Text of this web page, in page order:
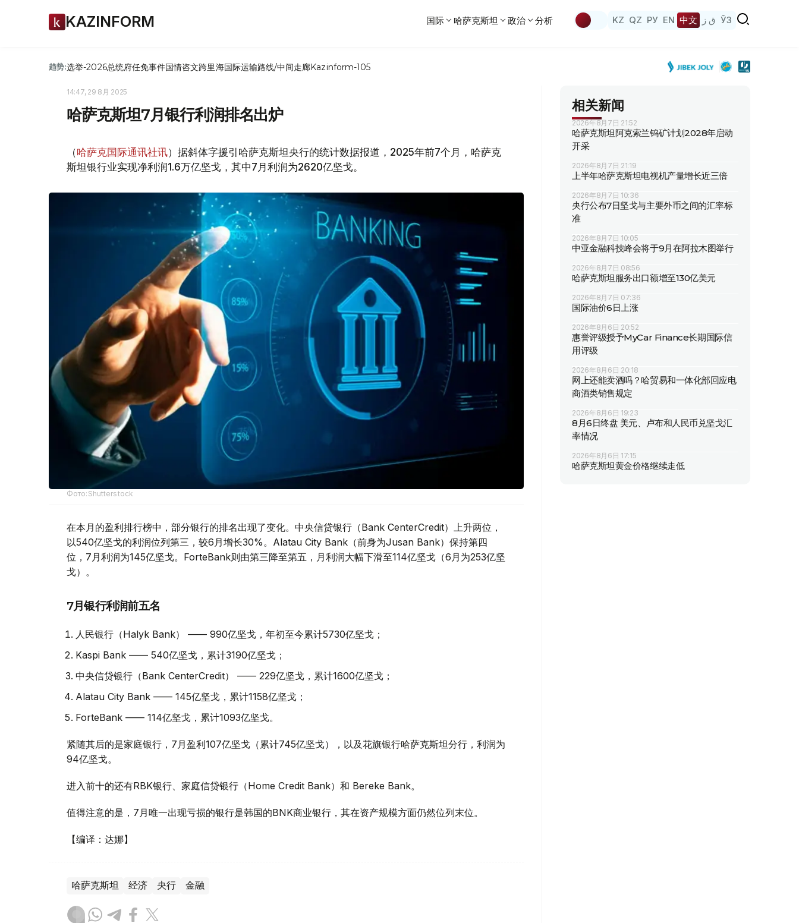
KAZINFORM 国际 哈萨克斯坦 政治 分析 KZ QZ РУ EN 中文 ق ز ЎЗ
趋势:选举-2026总统府任免事件国情咨文跨里海国际运输路线/中间走廊Kazinform-105
14:47, 29 8月 2025
哈萨克斯坦7月银行利润排名出炉
（哈萨克国际通讯社讯）据斜体字援引哈萨克斯坦央行的统计数据报道，2025年前7个月，哈萨克
斯坦银行业实现净利润1.6万亿坚戈，其中7月利润为2620亿坚戈。
Фото:Shutterstock
在本月的盈利排行榜中，部分银行的排名出现了变化。中央信贷银行（Bank CenterCredit）上升两位，
以540亿坚戈的利润位列第三，较6月增长30%。Alatau City Bank（前身为Jusan Bank）保持第四
位，7月利润为145亿坚戈。ForteBank则由第三降至第五，月利润大幅下滑至114亿坚戈（6月为253亿坚
戈）。
7月银行利润前五名
人民银行（Halyk Bank） —— 990亿坚戈，年初至今累计5730亿坚戈；
Kaspi Bank —— 540亿坚戈，累计3190亿坚戈；
中央信贷银行（Bank CenterCredit） —— 229亿坚戈，累计1600亿坚戈；
Alatau City Bank —— 145亿坚戈，累计1158亿坚戈；
ForteBank —— 114亿坚戈，累计1093亿坚戈。
紧随其后的是家庭银行，7月盈利107亿坚戈（累计745亿坚戈），以及花旗银行哈萨克斯坦分行，利润为
94亿坚戈。
进入前十的还有RBK银行、家庭信贷银行（Home Credit Bank）和 Bereke Bank。
值得注意的是，7月唯一出现亏损的银行是韩国的BNK商业银行，其在资产规模方面仍然位列末位。
【编译：达娜】
哈萨克斯坦 经济 央行 金融
相关新闻
2026年8月7日 21:52
哈萨克斯坦阿克索兰钨矿计划2028年启动
开采
2026年8月7日 21:19
上半年哈萨克斯坦电视机产量增长近三倍
2026年8月7日 10:36
央行公布7日坚戈与主要外币之间的汇率标
准
2026年8月7日 10:05
中亚金融科技峰会将于9月在阿拉木图举行
2026年8月7日 08:56
哈萨克斯坦服务出口额增至130亿美元
2026年8月7日 07:36
国际油价6日上涨
2026年8月6日 20:52
惠誉评级授予MyCar Finance长期国际信
用评级
2026年8月6日 20:18
网上还能卖酒吗？哈贸易和一体化部回应电
商酒类销售规定
2026年8月6日 19:23
8月6日终盘 美元、卢布和人民币兑坚戈汇
率情况
2026年8月6日 17:15
哈萨克斯坦黄金价格继续走低